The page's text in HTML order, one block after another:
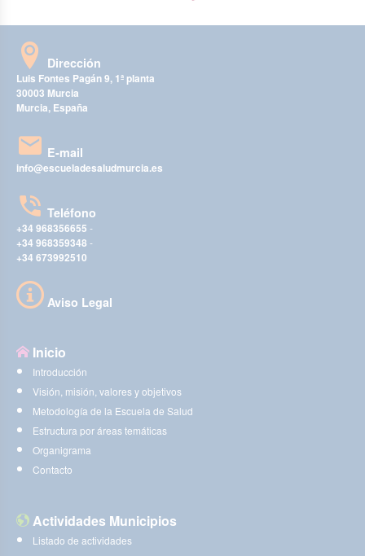
Dirección
Luis Fontes Pagán 9, 1ª planta
30003 Murcia
Murcia, España
E-mail
info@escueladesaludmurcia.es
Teléfono
+34 968356655 -
+34 968359348 -
+34 673992510
Aviso Legal
Inicio
Introducción
Visión, misión, valores y objetivos
Metodología de la Escuela de Salud
Estructura por áreas temáticas
Organigrama
Contacto
Actividades Municipios
Listado de actividades